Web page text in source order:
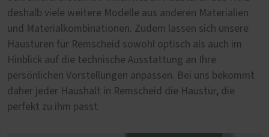
deshalb viele weitere Modelle aus anderen Materialien
und Materialkombinationen. Zudem lassen sich unsere
Haustüren für Remscheid sowohl optisch als auch im
Hinblick auf die technische Ausstattung an Ihre
persönlichen Vorstellungen anpassen. Bei uns bekommt
daher jeder Haushalt in Remscheid die Haustür, die
perfekt zu ihm passt.